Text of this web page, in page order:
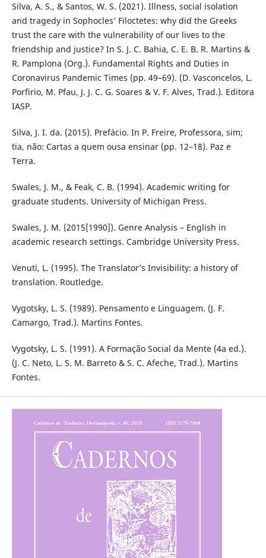
Silva, A. S., & Santos, W. S. (2021). Illness, social isolation
and tragedy in Sophocles’ Filoctetes: why did the Greeks
trust the care with the vulnerability of our lives to the
friendship and justice? In S. J. C. Bahia, C. E. B. R. Martins &
R. Pamplona (Org.). Fundamental Rights and Duties in
Coronavirus Pandemic Times (pp. 49–69). (D. Vasconcelos, L.
Porfirio, M. Pfau, J. J. C. G. Soares & V. F. Alves, Trad.). Editora
IASP.
Silva, J. I. da. (2015). Prefácio. In P. Freire, Professora, sim;
tia, não: Cartas a quem ousa ensinar (pp. 12–18). Paz e
Terra.
Swales, J. M., & Feak, C. B. (1994). Academic writing for
graduate students. University of Michigan Press.
Swales, J. M. (2015[1990]). Genre Analysis – English in
academic research settings. Cambridge University Press.
Venuti, L. (1995). The Translator’s Invisibility: a history of
translation. Routledge.
Vygotsky, L. S. (1989). Pensamento e Linguagem. (J. F.
Camargo, Trad.). Martins Fontes.
Vygotsky, L. S. (1991). A Formação Social da Mente (4a ed.).
(J. C. Neto, L. S. M. Barreto & S. C. Afeche, Trad.). Martins
Fontes.